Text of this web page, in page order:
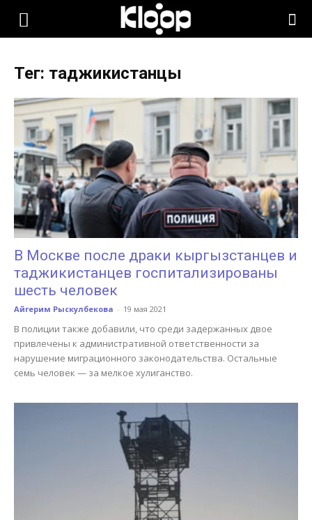
KLOOP.KG
Новости
Кыргызстана
Тег: таджикистанцы
В Москве после драки кыргызстанцев и
таджикистанцев госпитализированы
шесть человек
Айгерим Рыскулбекова - 19 мая 2021
В полиции также добавили, что среди задержанных двое
привлечены к административной ответственности за
нарушение миграционного законодательства. Остальные
семь человек — за мелкое хулиганство.